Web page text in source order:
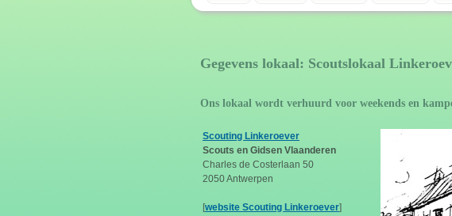
Gegevens lokaal: Scoutslokaal
Ons lokaal wordt verhuurd voor weekends en
Scouting Linkeroever
Scouts en Gidsen Vlaanderen
Charles de Costerlaan 50
2050 Antwerpen
[website Scouting Linkeroever]